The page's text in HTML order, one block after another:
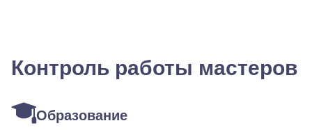
Контроль работы мастеров
Образование